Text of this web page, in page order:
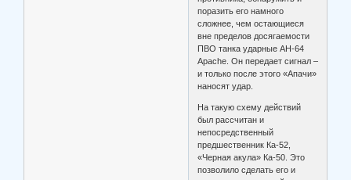
поразить его намного
сложнее, чем остающиеся
вне пределов досягаемости
ПВО танка ударные АН-64
Apache. Он передает сигнал –
и только после этого «Апачи»
наносят удар.
На такую схему действий
был рассчитан и
непосредственный
предшественник Ка-52,
«Черная акула» Ка-50. Это
позволило сделать его и